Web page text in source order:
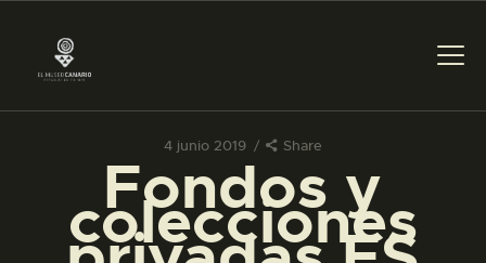
4 junio 2019 Share
Fondos y
colecciones
PREPARAR LA VISITA
ACTIVIDADES